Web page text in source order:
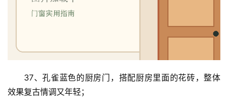
37、孔雀蓝色的厨房门，搭配厨房里面的花砖，整体
效果复古情调又年轻；